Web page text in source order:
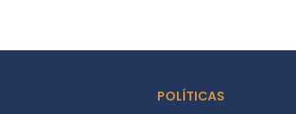
POLÍTICAS